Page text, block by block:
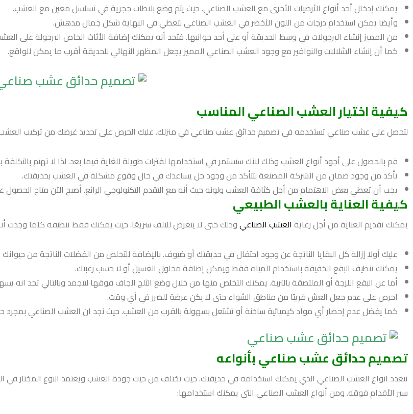
يمكنك إدخال أحد أنواع الأرضيات الأخرى مع العشب الصناعي. حيث يتم وضع بلاطات حجرية في تسلسل معين مع العشب.
وأيضا يمكن استخدام درجات من اللون الأخضر في العشب الصناعي لتعطي في النهاية شكل جمال مدهش.
من المميز إنشاء البرجولات في وسط الحديقة أو على أحد جوانبها. فتجد أنه يمكنك إضافة الأثاث الخاص البرجولة على
كما أن إنشاء الشلالات والنوافير مع وجود العشب الصناعي المميز يجعل المظهر النهائي للحديقة أقرب ما يمكن للواقع.
كيفية اختيار العشب الصناعي المناسب
لتحصل على عشب صناعي تستخدمه في تصميم حدائق عشب صناعي في منزلك. عليك الحرص على تحديد غرضك من تركيب العشب.
قم بالحصول على أجود أنواع العشب وذلك لانك ستستمر في استخدامها لفترات طويلة للغاية فيما بعد. لذا لا تهتم
تأكد من وجود ضمان من الشركة المصنعة لتتأكد من وجود حل يساعدك في حال وقوع مشكلة في العشب بحديقتك.
يجب أن تعطي بعض الاهتمام من أجل كثافة العشب ولونه حيث أنه مع التقدم التكنولوجي الرائع. أصبح الآن متاح
كيفية العناية بالعشب الطبيعي
يمكنك تقديم العناية من أجل رعاية العشب الصناعيوذلك حتى لا يتعرض للتلف سريعًا. حيث يمكنك فقط تنظيفه كلما وجدت
عليك أولا إزالة كل البقايا الناتجة عن وجود احتفال في حديقتك أو ضيوف. بالإضافة للتخلص من الفضلات الناتجة من حيوانك
يمكنك تنظيف البقع الخفيفة باستخدام المياه فقط ويمكن إضافة محلول الغسيل أو لا حسب رغبتك.
أما عن البقع اللزجة أو الملتصقة بالتربة. يمكنك التخلص منها من خلال وضع الثلج الجاف فوقها لتتجمد وبالتالي تجد
احرص على عدم جعل العش قريبًا من مناطق الشواء حتى لا يكن عرضة للضرر في أي وقت.
كما يفضل عدم إحضار أي مواد كيميائية ساخنة أو تشتعل بسهولة بالقرب من العشب. حيث نجد ان العشب الصناعي بمجرد
تصميم حدائق عشب صناعي بأنواعه
تتعدد انواع العشب الصناعي الذي يمكنك استخدامه في حديقتك. حيث تختلف من حيث جودة العشب ويعتمد النوع المختار
سير الأقدام فوقه. ومن أنواع العشب الصناعي التي يمكنك استخدامها: